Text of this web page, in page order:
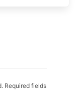
Required fields